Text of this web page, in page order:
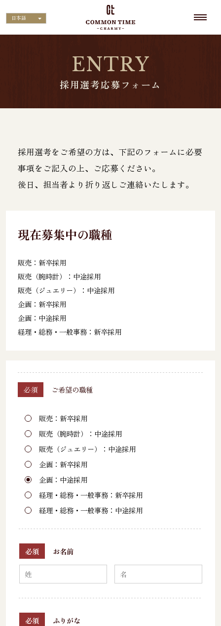
日本語
ENTRY
採用選考応募フォーム
採用選考をご希望の方は、下記のフォームに必要
事項をご記入の上、ご応募ください。
後日、担当者より折り返しご連絡いたします。
現在募集中の職種
販売：新卒採用
販売（腕時計）：中途採用
販売（ジュエリー）：中途採用
企画：新卒採用
企画：中途採用
経理・総務・一般事務：新卒採用
必須 ご希望の職種
販売：新卒採用
販売（腕時計）：中途採用
販売（ジュエリー）：中途採用
企画：新卒採用
企画：中途採用
経理・総務・一般事務：新卒採用
経理・総務・一般事務：中途採用
必須 お名前
必須 ふりがな